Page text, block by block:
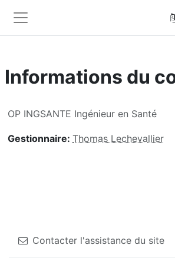
Panneau latéral
Informations du
OP INGSANTE Ingénieur en Santé
Gestionnaire: Thomas Lechevallier
Contacter l'assistance du site